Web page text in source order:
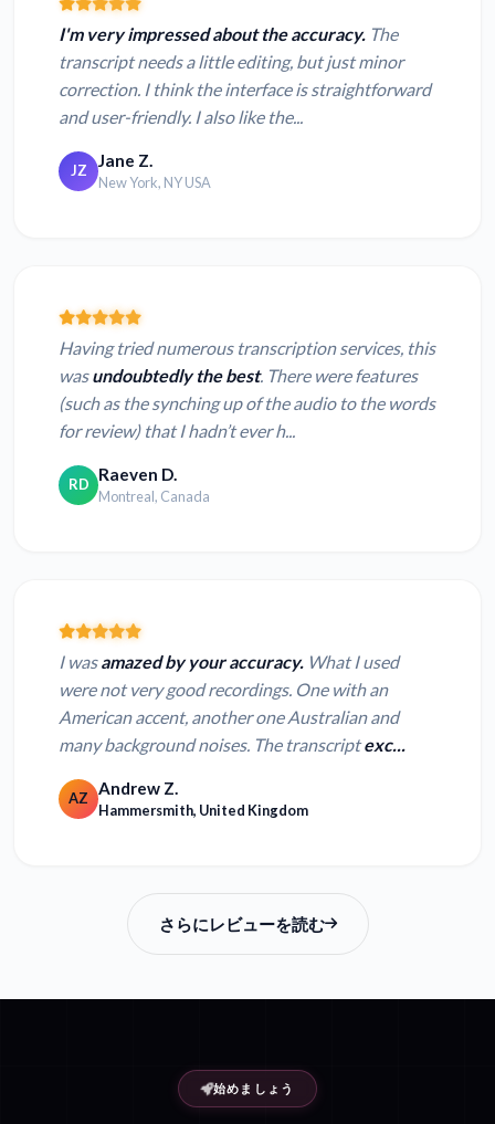
I'm very impressed about the accuracy. The
transcript needs a little editing, but just minor
correction. I think the interface is straightforward
and user-friendly. I also like the...
JZ Jane Z.
New York, NY USA
Having tried numerous transcription services, this
wasundoubtedly the best. There were features
(such as the synching up of the audio to the words
for review) that I hadn’t ever h...
RD Raeven D.
Montreal, Canada
I wasamazed by your accuracy. What I used
were not very good recordings. One with an
American accent, another one Australian and
many background noises. The transcriptexc...
AZ Andrew Z.
Hammersmith, United Kingdom
さらにレビューを読む
始めましょう